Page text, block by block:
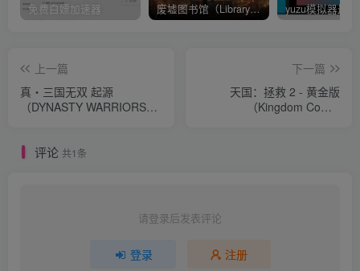
免费白嫖加速器 废墟图书馆（Library Of Ruina）v1.1.0.6a13 官中 附yuzu模拟器 本体+1.0.3升补
上一篇
真・三国无双 起源
（DYNASTY WARRIORS
用手柄补丁+修改器+通关存
下一篇
天国：拯救 2 - 黄金版
（Kingdom Come:
评论 共1条
请登录后发表评论
登录 注册